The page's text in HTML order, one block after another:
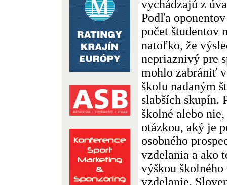
vychádzajú z
Podľa
počet študentov
natoľko, že
nepriaznivý pre
mohlo zabrániť
školu nadaným
slabších skupín.
školné alebo
otázkou, aký je
osobného
vzdelania a ako
výškou
vzdelanie.